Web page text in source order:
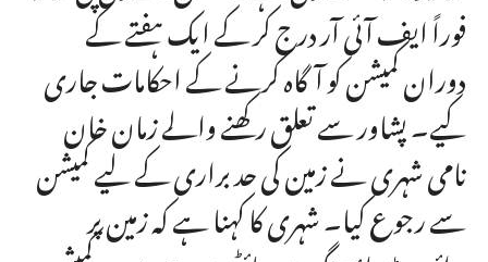
فوراً ایف آئی آر درج کر کے ایک ہفتے کے
دوران کمیشن کو آگاہ کرنے کے احکامات جاری
کیے۔ پشاور سے تعلق رکھنے والے زمان خان
نامی شہری نے زمین کی حد براری کے لیے کمیشن
سے رجوع کیا۔ شہری کا کہنا ہے کہ زمین پر